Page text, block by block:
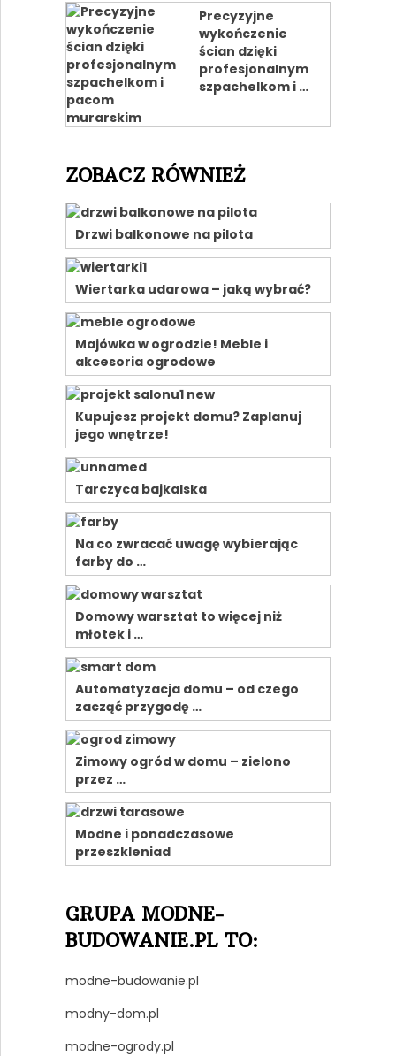
Precyzyjne
wykończenie
ścian dzięki
profesjonalnym
szpachelkom i …
ZOBACZ RÓWNIEŻ
Drzwi balkonowe na pilota
Wiertarka udarowa – jaką wybrać?
Majówka w ogrodzie! Meble i
akcesoria ogrodowe
Kupujesz projekt domu? Zaplanuj
jego wnętrze!
Tarczyca bajkalska
Na co zwracać uwagę wybierając
farby do …
Domowy warsztat to więcej niż
młotek i …
Automatyzacja domu – od czego
zacząć przygodę …
Zimowy ogród w domu – zielono
przez …
Modne i ponadczasowe
przeszkleniad
GRUPA MODNE-
BUDOWANIE.PL TO:
modne-budowanie.pl
modny-dom.pl
modne-ogrody.pl